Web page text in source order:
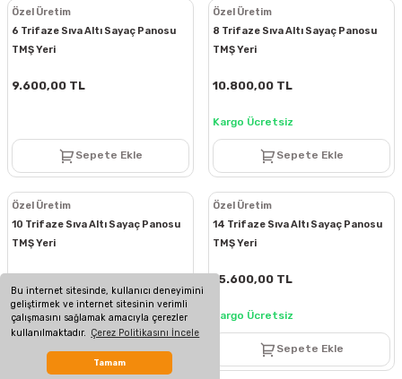
Bu internet sitesinde, kullanıcı deneyimini
geliştirmek ve internet sitesinin verimli
çalışmasını sağlamak amacıyla çerezler
kullanılmaktadır. Çerez Politikasını İncele
Tamam
Özel Üretim
6 Trifaze Sıva Altı Sayaç Panosu
TMŞ Yeri
9.600,00 TL
Sepete Ekle
Özel Üretim
8 Trifaze Sıva Altı Sayaç Panosu
TMŞ Yeri
10.800,00 TL
Kargo Ücretsiz
Sepete Ekle
Özel Üretim
10 Trifaze Sıva Altı Sayaç Panosu
TMŞ Yeri
Kargo Ücretsiz
Sepete Ekle
Özel Üretim
14 Trifaze Sıva Altı Sayaç Panosu
TMŞ Yeri
15.600,00 TL
Kargo Ücretsiz
Sepete Ekle